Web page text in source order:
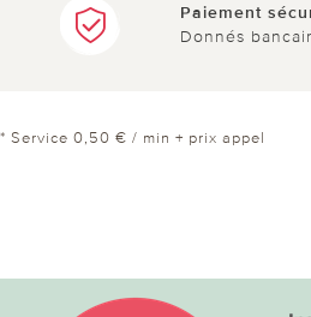
Paiement
Donnés
* Service 0,50 € / min + prix appel